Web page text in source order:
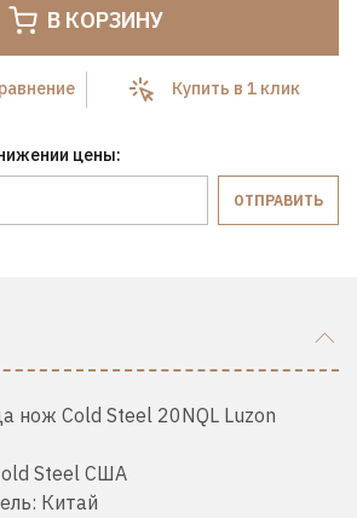
В КОРЗИНУ
Купить в 1 клик
цены:
ОТПРАВИТЬ
нож Cold Steel 20NQL Luzon
Steel США
Китай